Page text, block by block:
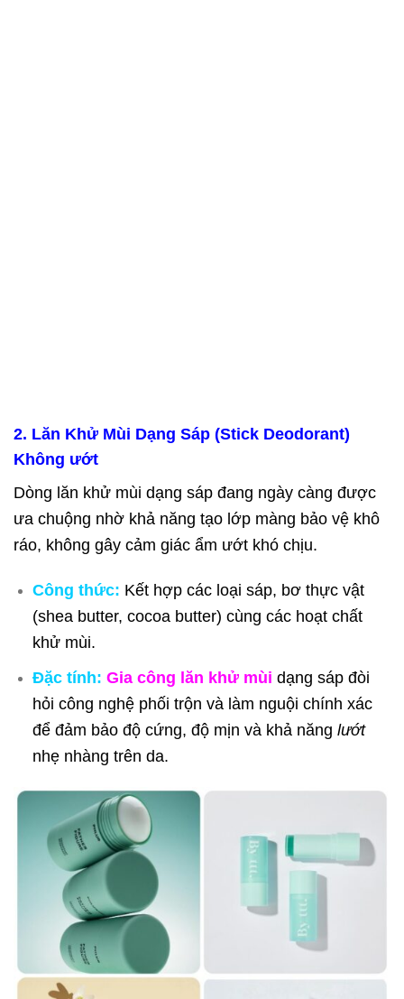
2. Lăn Khử Mùi Dạng Sáp (Stick Deodorant)
Không ướt
Dòng lăn khử mùi dạng sáp đang ngày càng được
ưa chuộng nhờ khả năng tạo lớp màng bảo vệ khô
ráo, không gây cảm giác ẩm ướt khó chịu.
Công thức: Kết hợp các loại sáp, bơ thực vật
(shea butter, cocoa butter) cùng các hoạt chất
khử mùi.
Đặc tính: Gia công lăn khử mùi dạng sáp đòi
hỏi công nghệ phối trộn và làm nguội chính xác
để đảm bảo độ cứng, độ mịn và khả năng lướt
nhẹ nhàng trên da.